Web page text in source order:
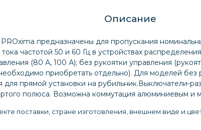
Описание
предназначены для пропускания
частотой 50 и 60 Гц в устройствах
(80 А, 100 А); без рукоятки управления
приобретать отдельно). Для моделей без
для прямой установки на
полюса. Возможна коммутация алюминиевым и
поставки, стране изготовления, внешнем виде и